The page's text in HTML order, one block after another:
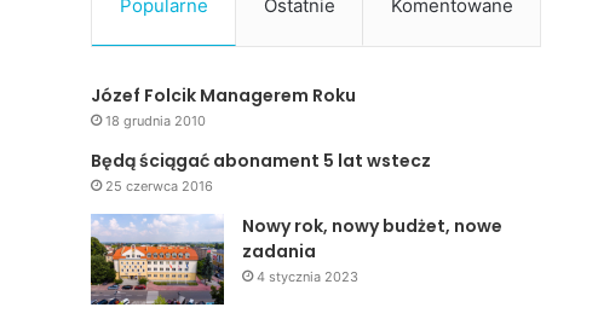
Popularne Ostatnie Komentowane
Józef Folcik Managerem Roku
18 grudnia 2010
Będą ściągać abonament 5 lat wstecz
25 czerwca 2016
Nowy rok, nowy budżet, nowe
zadania
4 stycznia 2023